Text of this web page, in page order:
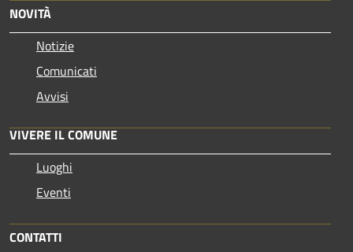
NOVITÀ
Notizie
Comunicati
Avvisi
VIVERE IL COMUNE
Luoghi
Eventi
CONTATTI